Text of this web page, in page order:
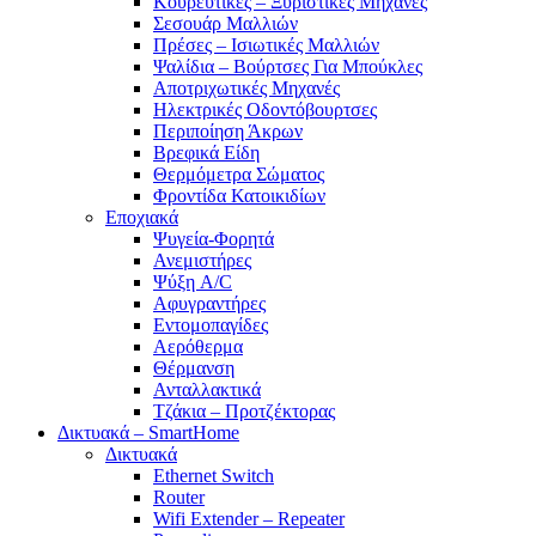
Σεσουάρ Μαλλιών
Πρέσες – Ισιωτικές Μαλλιών
Ψαλίδια – Βούρτσες Για Μπούκλες
Αποτριχωτικές Μηχανές
Ηλεκτρικές Οδοντόβουρτσες
Περιποίηση Άκρων
Βρεφικά Είδη
Θερμόμετρα Σώματος
Φροντίδα Κατοικιδίων
Εποχιακά
Ψυγεία-Φορητά
Ανεμιστήρες
Ψύξη A/C
Αφυγραντήρες
Εντομοπαγίδες
Αερόθερμα
Θέρμανση
Ανταλλακτικά
Τζάκια – Προτζέκτορας
Δικτυακά – SmartHome
Δικτυακά
Ethernet Switch
Router
Wifi Extender – Repeater